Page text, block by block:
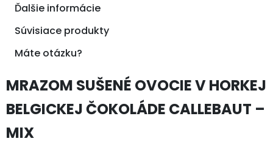
Ďalšie informácie
Súvisiace produkty
Máte otázku?
MRAZOM SUŠENÉ OVOCIE V HORKEJ
BELGICKEJ ČOKOLÁDE CALLEBAUT –
MIX